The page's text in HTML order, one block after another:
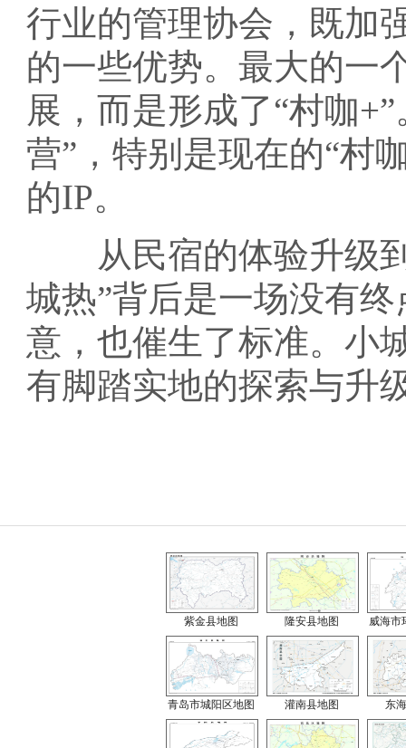
行业的管理协会，既加
的一些优势。最大的一
展，而是形成了“村咖
营”，特别是现在的“村
的IP。
从民宿的体验升级到
城热”背后是一场没有
意，也催生了标准。小
有脚踏实地的探索与升
紫金县地图 隆安县地图 威海市
青岛市城阳区地图 灌南县地图 东